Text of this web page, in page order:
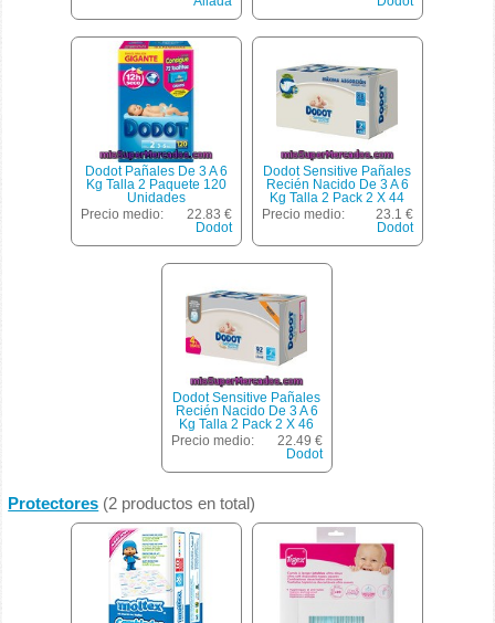
Dodot Pañales De 3 A 6
Kg Talla 2 Paquete 120
Unidades
Precio medio:
22.83 €
Dodot
Dodot Sensitive Pañales
Recién Nacido De 3 A 6
Kg Talla 2 Pack 2 X 44
Unidades Paquete 88
Precio medio:
23.1 €
Dodot
Dodot Sensitive Pañales
Recién Nacido De 3 A 6
Kg Talla 2 Pack 2 X 46
Unidades Paquete 92
Precio medio:
22.49 €
Dodot
Protectores (2 productos en total)